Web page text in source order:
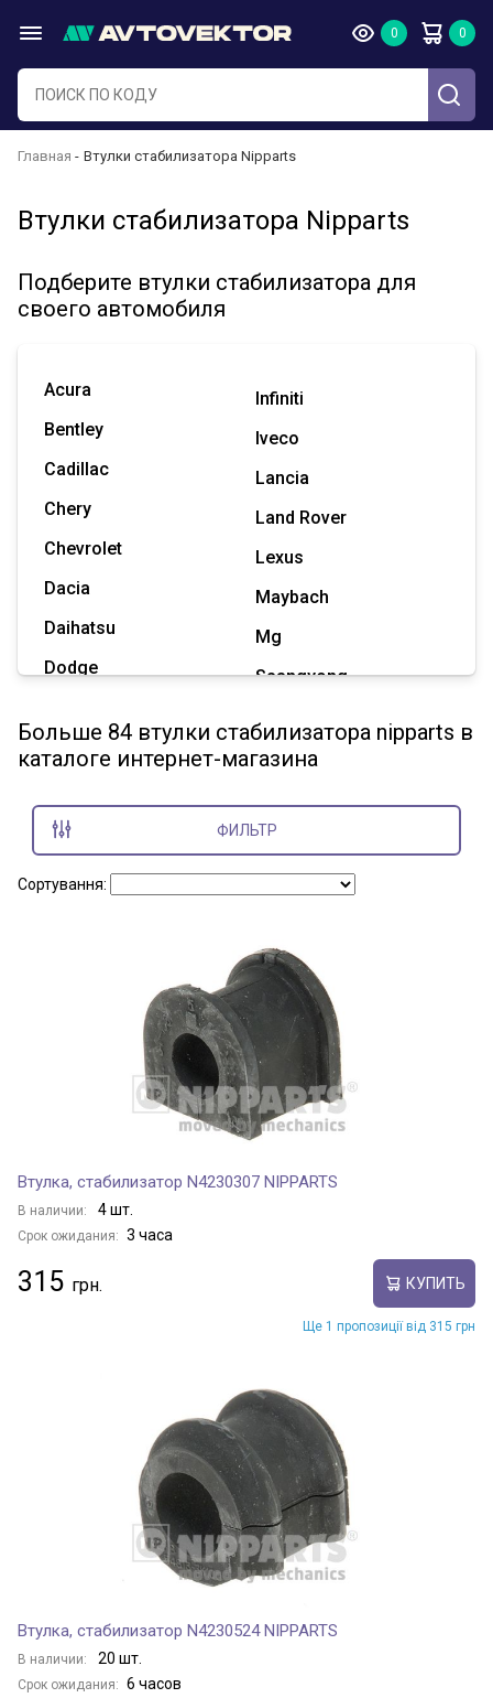
Главная Втулки стабилизатора Nipparts
Втулки стабилизатора Nipparts
Подберите втулки стабилизатора для
своего автомобиля
Acura
Bentley
Cadillac
Chery
Chevrolet
Dacia
Daihatsu
Dodge
Great Wall
Hummer
Infiniti
Iveco
Lancia
Land Rover
Lexus
Maybach
Mg
Ssangyong
Tesla
Показать все марки
Больше 84 втулки стабилизатора nipparts в
каталоге интернет-магазина
ФИЛЬТР
Сортування:
Втулка, стабилизатор N4230307 NIPPARTS
В наличии: 4 шт.
Срок ожидания: 3 часа
315 КУПИТЬ
Ще 1 пропозиції від 315 грн
Втулка, стабилизатор N4230524 NIPPARTS
В наличии: 20 шт.
Срок ожидания: 6 часов